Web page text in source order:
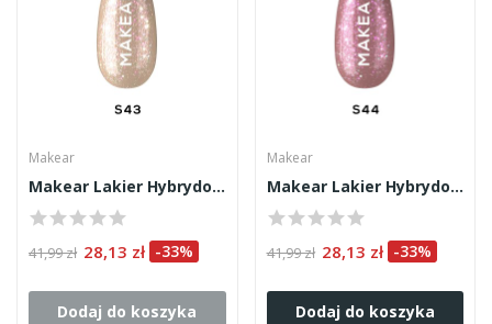
Makear
Makear Lakier Hybrydowy S43 8ml
41,99 zł 28,13 zł -33%
Dodaj do koszyka
Makear
Makear Lakier Hybrydowy S44 8ml
41,99 zł 28,13 zł -33%
Dodaj do koszyka